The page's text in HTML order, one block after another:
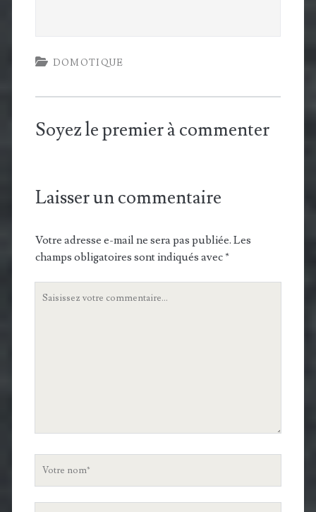
DOMOTIQUE
Soyez le premier à commenter
Laisser un commentaire
Votre adresse e-mail ne sera pas publiée. Les
champs obligatoires sont indiqués avec*